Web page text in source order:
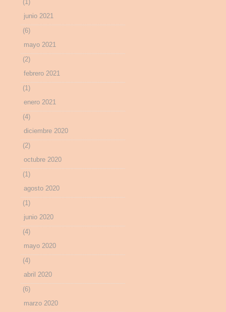
(1)
junio 2021
(6)
mayo 2021
(2)
febrero 2021
(1)
enero 2021
(4)
diciembre 2020
(2)
octubre 2020
(1)
agosto 2020
(1)
junio 2020
(4)
mayo 2020
(4)
abril 2020
(6)
marzo 2020